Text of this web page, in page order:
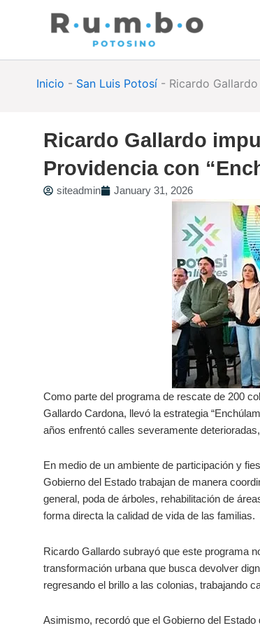
Inicio - San Luis Potosí - Ricardo
Ricardo Gallardo
Providencia con
siteadmin January 31, 2026
Como parte del programa de rescate de 200
Gallardo Cardona, llevó la estrategia
años enfrentó calles severamente
En medio de un ambiente de participación y
Gobierno del Estado trabajan de manera
general, poda de árboles, rehabilitación de
forma directa la calidad de vida de las familias.
Ricardo Gallardo subrayó que este programa
transformación urbana que busca devolver
regresando el brillo a las colonias, trabajando
Asimismo, recordó que el Gobierno del